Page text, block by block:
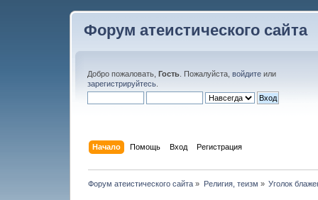
Форум атеистического сайта
Добро пожаловать, Гость . Пожалуйста, войдите или
зарегистрируйтесь
Начало Помощь Вход Регистрация
Форум атеистического сайта » Религия, теизм » Уголок